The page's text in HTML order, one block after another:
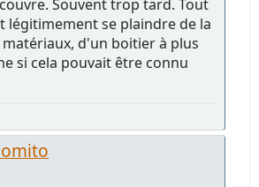
Souvent trop tard. Tout
légitimement se plaindre de la
d'un boitier à plus
si cela pouvait être connu